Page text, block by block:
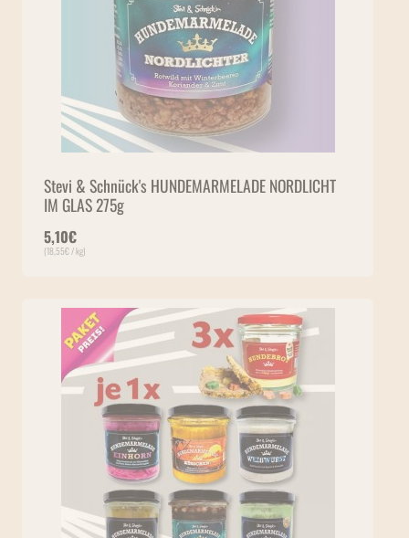
Stevi & Schnück's HUNDEMARMELADE NORDLICHT
IM GLAS 275g
5,10€
(18,55€ / kg)